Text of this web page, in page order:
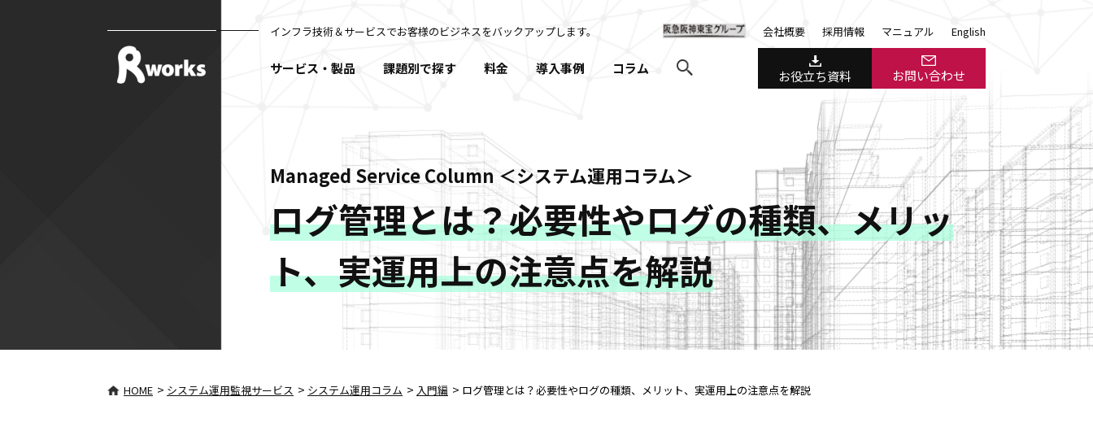
インフラ技術＆サービスでお客様のビジネスをバックアップします。 会社概要 採用情報 マニュアル English
サービス・製品 課題別で探す 料金 導入事例 コラム お役立ち資料 お問い合わせ
Managed Service Column ＜システム運用コラム＞
ログ管理とは？必要性やログの種類、メリッ
ト、実運用上の注意点を解説
HOME > システム運用監視サービス > システム運用コラム > 入門編 > ログ管理とは？必要性やログの種類、メリット、実運用上の注意点を解説